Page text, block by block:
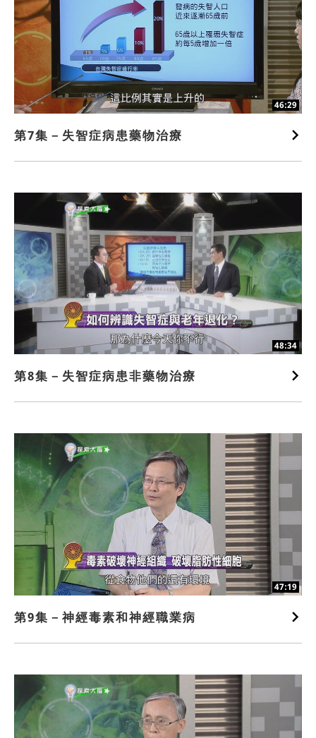
46:29
第7集－失智症病患藥物治療
48:34
第8集－失智症病患非藥物治療
47:19
第9集－神經毒素和神經職業病